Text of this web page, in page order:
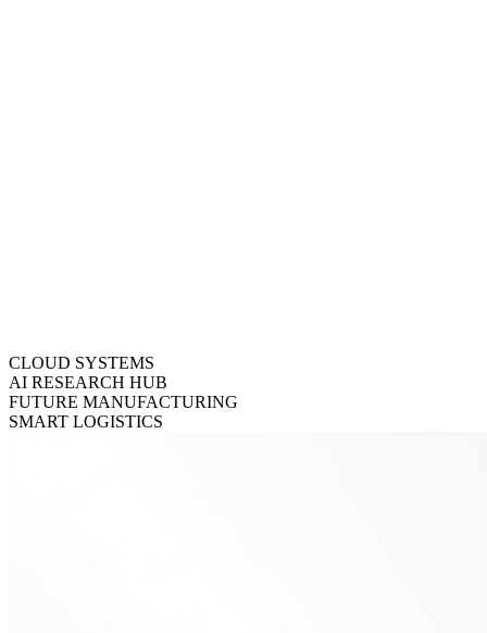
CLOUD SYSTEMS
AI RESEARCH HUB
FUTURE MANUFACTURING
SMART LOGISTICS